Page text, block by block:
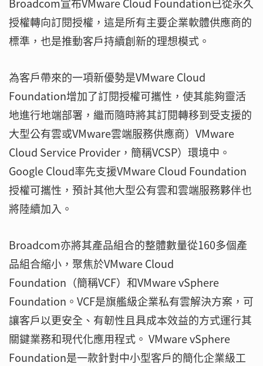
Broadcom宣布VMware Cloud Foundation已從永久
授權轉向訂閱授權，這是所有主要企業軟體供應商的
標準，也是推動客戶持續創新的理想模式。
為客戶帶來的一項新優勢是VMware Cloud
Foundation增加了訂閱授權可攜性，使其能夠靈活
地進行地端部署，繼而隨時將其訂閱轉移到受支援的
大型公有雲或VMware雲端服務供應商）VMware
Cloud Service Provider，簡稱VCSP）環境中。
Google Cloud率先支援VMware Cloud Foundation
授權可攜性，預計其他大型公有雲和雲端服務夥伴也
將陸續加入。
Broadcom亦將其產品組合的整體數量從160多個產
品組合縮小，聚焦於VMware Cloud
Foundation（簡稱VCF）和VMware vSphere
Foundation。VCF是旗艦級企業私有雲解決方案，可
讓客戶以更安全、有韌性且具成本效益的方式運行其
關鍵業務和現代化應用程式。 VMware vSphere
Foundation是一款針對中小型客戶的簡化企業級工